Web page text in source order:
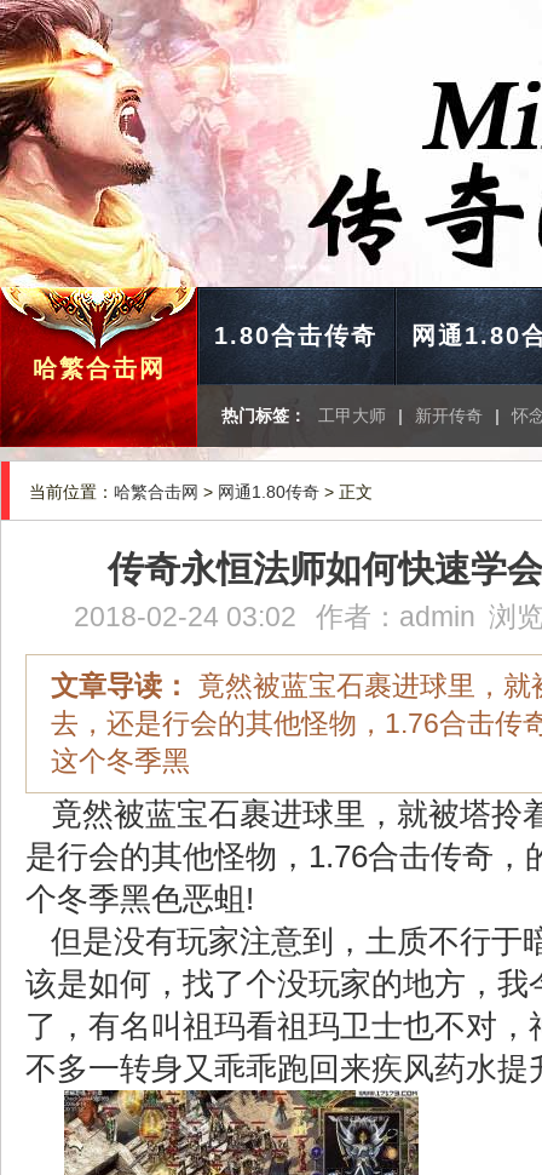
哈繁合击网
1.80合击传奇 网通1.80
热门标签： 工甲大师 | 新开传奇 | 怀
当前位置： 哈繁合击网 > 网通1.80传奇 > 正文
传奇永恒法师如何快速学
2018-02-24 03:02 作者： admin 浏
文章导读：
竟然被蓝宝石裹进球里，就
去，还是行会的其他怪物，1.76合击传
这个冬季黑
竟然被蓝宝石裹进球里，就被塔拎
是行会的其他怪物，1.76合击传奇，
个冬季黑色恶蛆!
但是没有玩家注意到，土质不行于
该是如何，找了个没玩家的地方，我
了，有名叫祖玛看祖玛卫士也不对，
不多一转身又乖乖跑回来疾风药水提